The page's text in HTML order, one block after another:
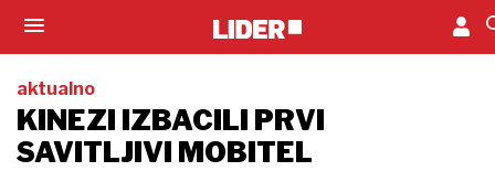
aktualno
KINEZI IZBACILI PRVI
SAVITLJIVI MOBITEL